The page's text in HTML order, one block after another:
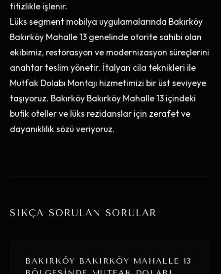
titizlikle işlenir.
Lüks segment mobilya uygulamalarında Bakırköy
Bakırköy Mahalle 13 genelinde otorite sahibi olan
ekibimiz, restorasyon ve modernizasyon süreçlerini
anahtar teslim yönetir. İtalyan cila teknikleri ile
Mutfak Dolabı Montajı hizmetimizi bir üst seviyeye
taşıyoruz. Bakırköy Bakırköy Mahalle 13 içindeki
butik oteller ve lüks rezidanslar için zerafet ve
dayanıklılık sözü veriyoruz.
SIKÇA SORULAN SORULAR
BAKIRKÖY BAKIRKÖY MAHALLE 13